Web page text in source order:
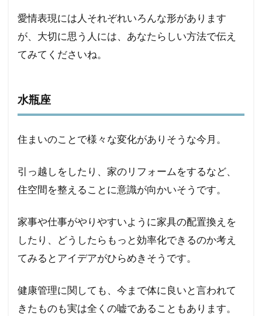
愛情表現には人それぞれいろんな形があります
が、大切に思う人には、あなたらしい方法で伝え
てみてくださいね。
水瓶座
住まいのことで様々な変化がありそうな今月。
引っ越しをしたり、家のリフォームをするなど、
住空間を整えることに意識が向かいそうです。
家事や仕事がやりやすいように家具の配置換えを
したり、どうしたらもっと効率化できるのか考え
てみるとアイデアがひらめきそうです。
健康管理に関しても、今まで体に良いと言われて
きたものも実は全くの嘘であることもあります。